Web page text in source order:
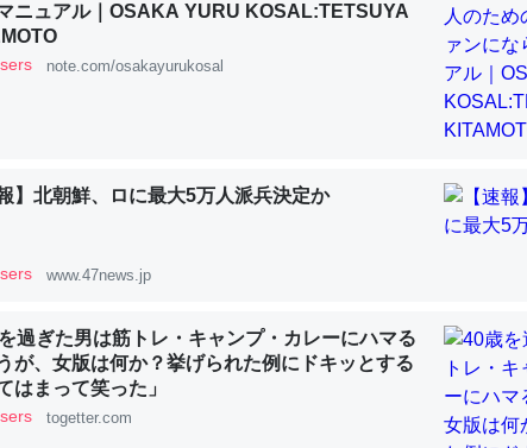
ース :: 【研究発表】昆虫学の大問題＝「昆虫はなぜ海にいないのか」に関する新
とあって面白い。海にいる鋏角類（カブトガニ・ウミグモ）はカルシ
ース :: 【研究発表】昆虫学の大問題＝「昆虫はなぜ海にいないのか」に関する新
を元に考えるとカルシウムを大量に使う脊椎動物と貝類は苦労してる
ニュアル｜OSAKA YURU KOSAL:TETSUYA
note.com/osakayurukosal
報】北朝鮮、ロに最大5万人派兵決定か
www.47news.jp
過ぎた男は筋トレ・キャンプ・カレーにハマる
が、女版は何か？挙げられた例にドキッとする
はまって笑った」
togetter.com